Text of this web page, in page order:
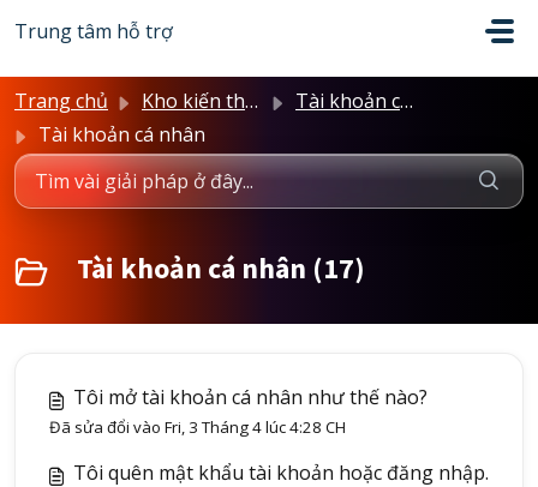
Trung tâm hỗ trợ
Trang chủ Kho kiến thức
Tài khoản cá nhân
Tài khoản cá nhân
Tài khoản cá nhân (17)
Tôi mở tài khoản cá nhân như thế nào?
Đã sửa đổi vào Fri, 3 Tháng 4 lúc 4:28 CH
Tôi quên mật khẩu tài khoản hoặc đăng nhập.